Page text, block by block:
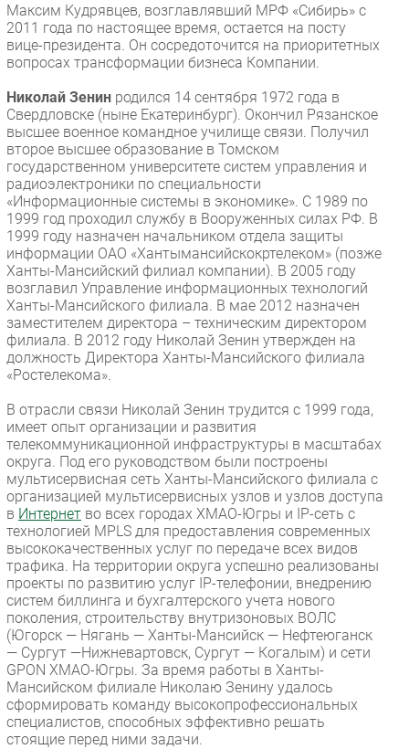
Безопасность
Инновации
CIO/Управление ИТ
Гаджеты
Здоровье
РАЗДЕЛЫ
Новости
Аналитика
Интервью
Мероприятия
Проекты
IT класс
Тестовый стенд
Максим Кудрявцев, возглавлявший МРФ «Сибирь» с
2011 года по настоящее время, остается на посту
вице-президента. Он сосредоточится на приоритетных
вопросах трансформации бизнеса Компании.
Николай Зенин родился 14 сентября 1972 года в
Свердловске (ныне Екатеринбург). Окончил Рязанское
высшее военное командное училище связи. Получил
второе высшее образование в Томском
государственном университете систем управления и
радиоэлектроники по специальности
«Информационные системы в экономике». С 1989 по
1999 год проходил службу в Вооруженных силах РФ. В
1999 году назначен начальником отдела защиты
информации ОАО «Хантымансийскокртелеком» (позже
Ханты-Мансийский филиал компании). В 2005 году
возглавил Управление информационных технологий
Ханты-Мансийского филиала. В мае 2012 назначен
заместителем директора – техническим директором
филиала. В 2012 году Николай Зенин утвержден на
должность Директора Ханты-Мансийского филиала
«Ростелекома».
В отрасли связи Николай Зенин трудится с 1999 года,
имеет опыт организации и развития
телекоммуникационной инфраструктуры в масштабах
округа. Под его руководством были построены
мультисервисная сеть Ханты-Мансийского филиала с
организацией мультисервисных узлов и узлов доступа
в Интернет во всех городах ХМАО-Югры и IP-сеть с
технологией MPLS для предоставления современных
высококачественных услуг по передаче всех видов
трафика. На территории округа успешно реализованы
проекты по развитию услуг IP-телефонии, внедрению
систем биллинга и бухгалтерского учета нового
поколения, строительству внутризоновых ВОЛС
(Югорск — Нягань — Ханты-Мансийск — Нефтеюганск
— Сургут —Нижневартовск, Сургут — Когалым) и сети
GPON ХМАО-Югры. За время работы в Ханты-
Мансийском филиале Николаю Зенину удалось
сформировать команду высокопрофессиональных
специалистов, способных эффективно решать
стоящие перед ними задачи.